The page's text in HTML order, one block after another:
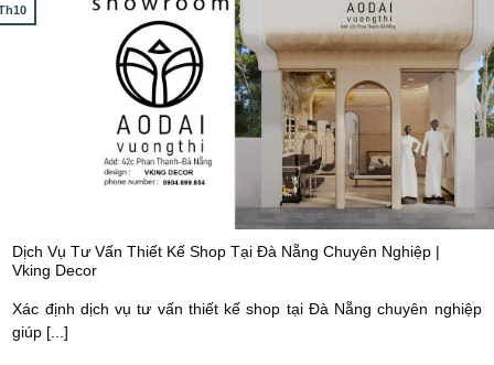
Dịch Vụ Tư Vấn Thiết Kế Shop Tại Đà Nẵng Chuyên Nghiệp |
Vking Decor
Xác định dịch vụ tư vấn thiết kế shop tại Đà Nẵng chuyên nghiệp
giúp [...]